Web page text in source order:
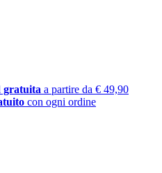
gratuita a partire da € 49,90
con ogni ordine